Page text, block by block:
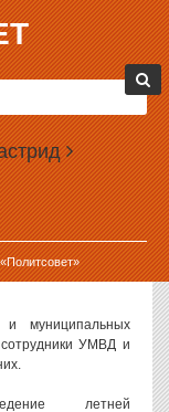
профилактическая
середины ноября.
комплексной
на территории
в 2026 году»
и муниципальных
УМВД и
летней